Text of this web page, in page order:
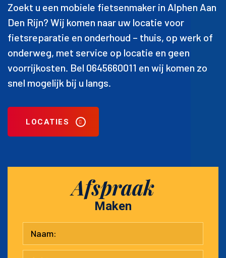
Zoekt u een mobiele fietsenmaker in Alphen Aan
Den Rijn? Wij komen naar uw locatie voor
fietsreparatie en onderhoud – thuis, op werk of
onderweg, met service op locatie en geen
voorrijkosten. Bel 0645660011 en wij komen zo
snel mogelijk bij u langs.
LOCATIES
Afspraak
Maken